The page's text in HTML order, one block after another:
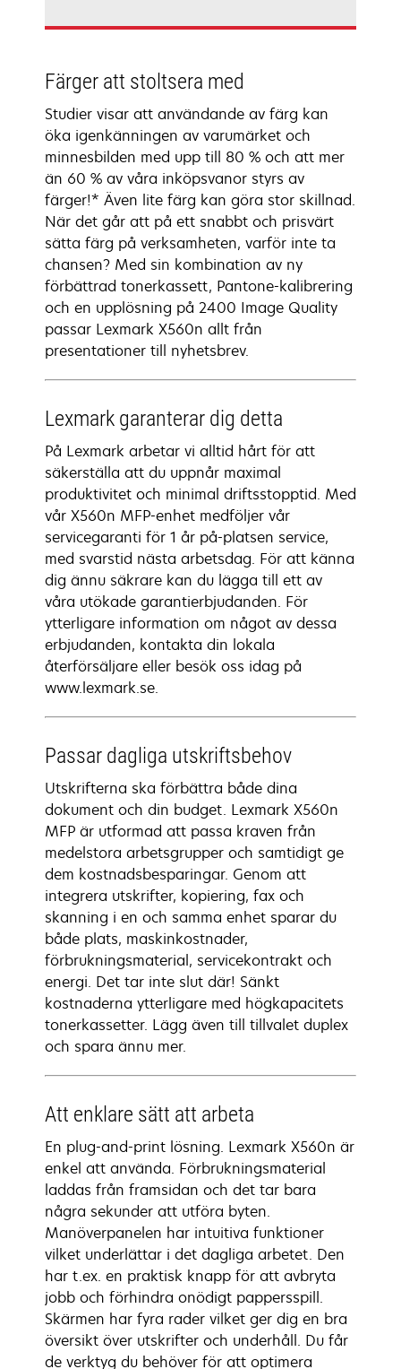
Färger att stoltsera med
Studier visar att användande av färg kan
öka igenkänningen av varumärket och
minnesbilden med upp till 80 % och att mer
än 60 % av våra inköpsvanor styrs av
färger!* Även lite färg kan göra stor skillnad.
När det går att på ett snabbt och prisvärt
sätta färg på verksamheten, varför inte ta
chansen? Med sin kombination av ny
förbättrad tonerkassett, Pantone-kalibrering
och en upplösning på 2400 Image Quality
passar Lexmark X560n allt från
presentationer till nyhetsbrev.
Lexmark garanterar dig detta
På Lexmark arbetar vi alltid hårt för att
säkerställa att du uppnår maximal
produktivitet och minimal driftsstopptid. Med
vår X560n MFP-enhet medföljer vår
servicegaranti för 1 år på-platsen service,
med svarstid nästa arbetsdag. För att känna
dig ännu säkrare kan du lägga till ett av
våra utökade garantierbjudanden. För
ytterligare information om något av dessa
erbjudanden, kontakta din lokala
återförsäljare eller besök oss idag på
www.lexmark.se.
Passar dagliga utskriftsbehov
Utskrifterna ska förbättra både dina
dokument och din budget. Lexmark X560n
MFP är utformad att passa kraven från
medelstora arbetsgrupper och samtidigt ge
dem kostnadsbesparingar. Genom att
integrera utskrifter, kopiering, fax och
skanning i en och samma enhet sparar du
både plats, maskinkostnader,
förbrukningsmaterial, servicekontrakt och
energi. Det tar inte slut där! Sänkt
kostnaderna ytterligare med högkapacitets
tonerkassetter. Lägg även till tillvalet duplex
och spara ännu mer.
Att enklare sätt att arbeta
En plug-and-print lösning. Lexmark X560n är
enkel att använda. Förbrukningsmaterial
laddas från framsidan och det tar bara
några sekunder att utföra byten.
Manöverpanelen har intuitiva funktioner
vilket underlättar i det dagliga arbetet. Den
har t.ex. en praktisk knapp för att avbryta
jobb och förhindra onödigt pappersspill.
Skärmen har fyra rader vilket ger dig en bra
översikt över utskrifter och underhåll. Du får
de verktyg du behöver för att optimera